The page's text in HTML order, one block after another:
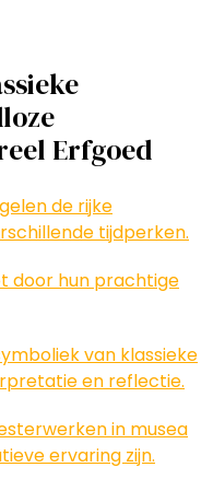
Erfgoed
de rijke
tijdperken.
door hun prachtige
van klassieke
en reflectie.
in musea
ervaring zijn.